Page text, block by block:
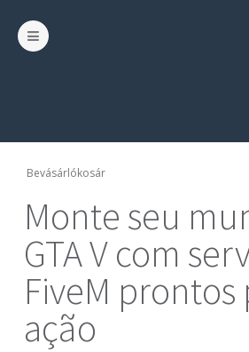
Bevásárlókosár
Monte seu
GTA V com
FiveM prontos
ação